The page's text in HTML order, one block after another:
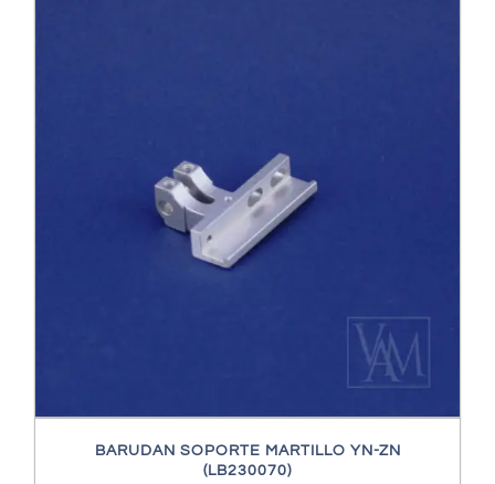
BARUDAN SOPORTE MARTILLO YN-ZN
(LB230070)